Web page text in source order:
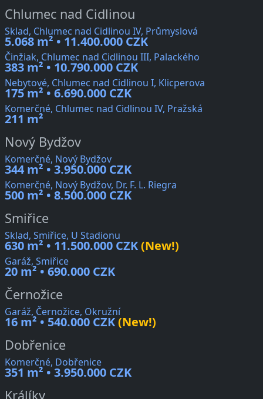
Chlumec nad Cidlinou
Sklad, Chlumec nad Cidlinou IV, Průmyslová
5.068 m² • 11.400.000 CZK
Činžiak, Chlumec nad Cidlinou III, Palackého
383 m² • 10.790.000 CZK
Nebytové, Chlumec nad Cidlinou I, Klicperova
175 m² • 6.690.000 CZK
Komerčné, Chlumec nad Cidlinou IV, Pražská
211 m²
Nový Bydžov
Komerčné, Nový Bydžov
344 m² • 3.950.000 CZK
Komerčné, Nový Bydžov, Dr. F. L. Riegra
500 m² • 8.500.000 CZK
Smiřice
Sklad, Smiřice, U Stadionu
630 m² • 11.500.000 CZK(New!)
Garáž, Smiřice
20 m² • 690.000 CZK
Černožice
Garáž, Černožice, Okružní
16 m² • 540.000 CZK(New!)
Dobřenice
Komerčné, Dobřenice
351 m² • 3.950.000 CZK
Králíky